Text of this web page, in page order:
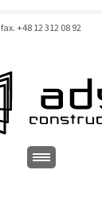
fax. +48 12 312 08 92